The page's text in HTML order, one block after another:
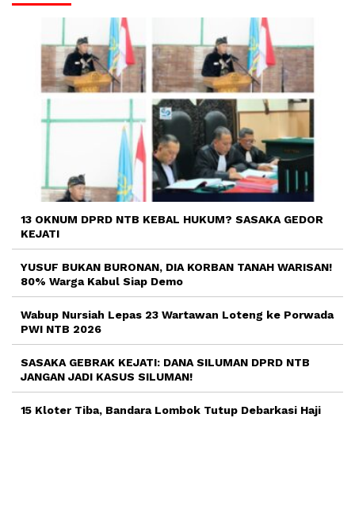
13 OKNUM DPRD NTB KEBAL HUKUM? SASAKA GEDOR
KEJATI
YUSUF BUKAN BURONAN, DIA KORBAN TANAH WARISAN!
80% Warga Kabul Siap Demo
Wabup Nursiah Lepas 23 Wartawan Loteng ke Porwada
PWI NTB 2026
SASAKA GEBRAK KEJATI: DANA SILUMAN DPRD NTB
JANGAN JADI KASUS SILUMAN!
15 Kloter Tiba, Bandara Lombok Tutup Debarkasi Haji